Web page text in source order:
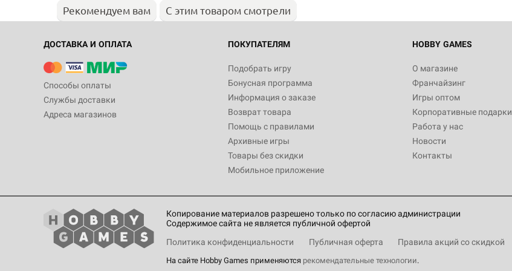
Рекомендуем вам С этим товаром смотрели
ДОСТАВКА И ОПЛАТА
Способы оплаты
Службы доставки
Адреса магазинов
ПОКУПАТЕЛЯМ
Подобрать игру
Бонусная программа
Информация о заказе
Возврат товара
Помощь с правилами
Архивные игры
Товары без скидки
Мобильное приложение
HOBBY GAMES
О магазине
Франчайзинг
Игры оптом
Корпоративные подарки
Работа у нас
Новости
Контакты
Копирование материалов разрешено только по согласию администрации
Содержимое сайта не является публичной офертой
Политика конфиденциальности
Публичная оферта Правила акций со скидкой
На сайте Hobby Games применяются рекомендательные технологии.